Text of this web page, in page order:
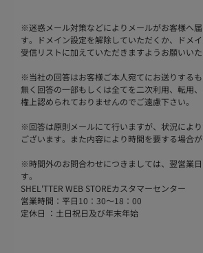
※迷惑メール対策などによりメールがお客様へ
す。ドメイン設定を解除していただくか、ドメ
受信リストに加えていただきますようお願いいた
※当社の回答はお客様ご本人宛てにお送りする
無く回答の一部もしくは全てを二次利用、転用
権上認められておりませんのでご遠慮下さい。
※回答は原則メールにて行いますが、状況によ
ございます。また内容により時間を要する場合が
※時間外のお問合わせにつきましては、翌営業
す。
SHEL'TTER WEB STOREカスタマーセンター
営業時間：平日10：30～18：00
定休日 ：土日祝日及び年末年始